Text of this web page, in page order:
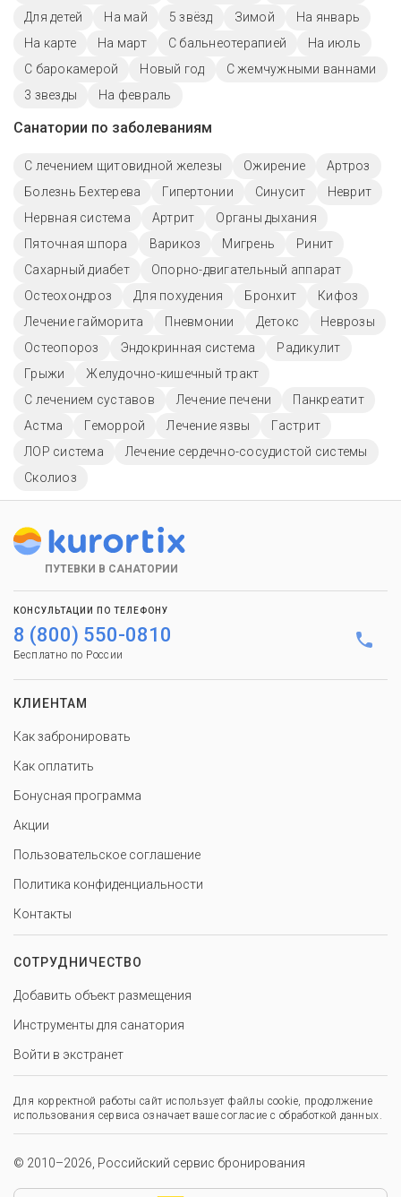
Для детей
На май 5 звёзд Зимой
На январь
На карте
На март С бальнеотерапией
На июль
С барокамерой
Новый год
С жемчужными ваннами
3 звезды
На февраль
Санатории по заболеваниям
С лечением щитовидной железы Ожирение
Артроз
Болезнь Бехтерева
Гипертонии Синусит
Неврит
Нервная система
Артрит
Органы дыхания
Пяточная шпора
Варикоз Мигрень
Ринит
Сахарный диабет
Опорно-двигательный аппарат
Остеохондроз
Для похудения Бронхит
Кифоз
Лечение гайморита
Пневмонии Детокс
Неврозы
Остеопороз
Эндокринная система
Радикулит
Грыжи
Желудочно-кишечный тракт
С лечением суставов
Лечение печени
Панкреатит
Астма
Геморрой Лечение язвы
Гастрит
ЛОР система
Лечение сердечно-сосудистой системы
Сколиоз
ПУТЕВКИ В САНАТОРИИ
КОНСУЛЬТАЦИИ ПО ТЕЛЕФОНУ
8 (800) 550-0810
Бесплатно по России
КЛИЕНТАМ
Как забронировать
Как оплатить
Бонусная программа
Акции
Пользовательское соглашение
Политика конфиденциальности
Контакты
СОТРУДНИЧЕСТВО
Добавить объект размещения
Инструменты для санатория
Войти в экстранет
Для корректной работы сайт использует файлы cookie, продолжение
использования сервиса означает ваше согласие с обработкой данных.
© 2010–2026, Российский сервис бронирования